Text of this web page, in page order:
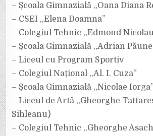
– Școala Gimnazială ,,Oana Diana
– CSEI ,,Elena Doamna”
– Colegiul Tehnic ,,Edmond
– Școala Gimnazială ,,Adrian
– Liceul cu Program Sportiv
– Colegiul Național ,,Al. I. Cuza”
– Școala Gimnazială ,,Nicolae Iorga”
– Liceul de Artă ,,Gheorghe
Sihleanu)
– Colegiul Tehnic ,,Gheorghe